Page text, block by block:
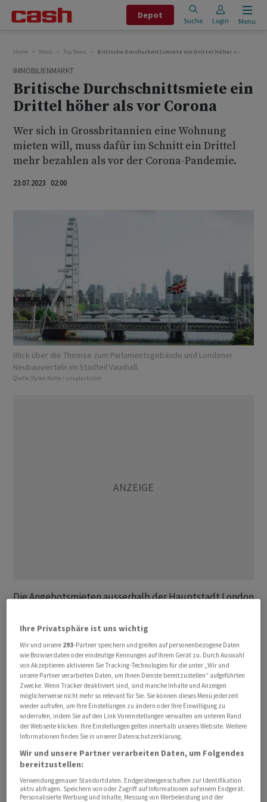
Depot
Suche Login Menu
Home News Top News Britische Durchschnittsmiete ein Drittel höher als vor
IMMOBILIENMARKT
Britische Durchschnittsmiete ein
Drittel höher als vor Corona
Wer sich in Grossbritannien eine Wohnung
mieten will, muss dafür im Schnitt ein Drittel
mehr bezahlen als vor der Corona-Pandemie.
23.07.2023 02:00
Blick über die Themse zum Parlamentsgebäude und Londoner
Neubauvierteln im Stadteil Vauxhall.
Quelle: Dylan Nolte / unsplash.com
Die Angebotsmieten ausserhalb der Hauptstadt London
Prozent auf 1231 (1423 Euro) Pfund und damit mehr als
doppelt so schnell wie im ersten Vierteljahr, wie die
Immobilienwebsite Rightmove am Freitag zu ihrer
Auswertung mitteilte. Sie liegen damit 9,3 Prozent
höher als vor einem Jahr und sogar 33 Prozent höher als
2019, dem Jahr vor Ausbruch der Pandemie.
Die Hauptstadt London hat mit 2567 Pfund pro Monat
Sie verteuerten sich im abgelaufenen Quartal um 2,6
Prozent im Vergleich zu den ersten drei Monaten und
um 13,7 Prozent zum Vorjahreszeitraum.
Ihre Privatsphäre ist uns wichtig
Wir und unsere 293-Partner speichern und greifen auf personenbezogene Daten
wie Browserdaten oder eindeutige Kennungen auf Ihrem Gerät zu. Durch Auswahl
von Akzeptieren aktivieren Sie Tracking-Technologien für die unter „Wir und
unsere Partner verarbeiten Daten, um Ihnen Dienste bereitzustellen“ aufgeführten
Zwecke. Wenn Tracker deaktiviert sind, sind manche Inhalte und Anzeigen
möglicherweise nicht mehr so relevant für Sie. Sie können dieses Menü jederzeit
wieder aufrufen, um Ihre Einstellungen zu ändern oder Ihre Einwilligung zu
widerrufen, indem Sie auf den Link Voreinstellungen verwalten am unteren Rand
der Webseite klicken. Ihre Einstellungen gelten innerhalb unseres Website. Weitere
Informationen finden Sie in unserer Datenschutzerklärung.
Wir und unsere Partner verarbeiten Daten, um Folgendes
bereitzustellen:
Verwendung genauer Standortdaten. Endgeräteeigenschaften zur Identifikation
aktiv abfragen. Speichern von oder Zugriff auf Informationen auf einem Endgerät.
Personalisierte Werbung und Inhalte, Messung von Werbeleistung und der